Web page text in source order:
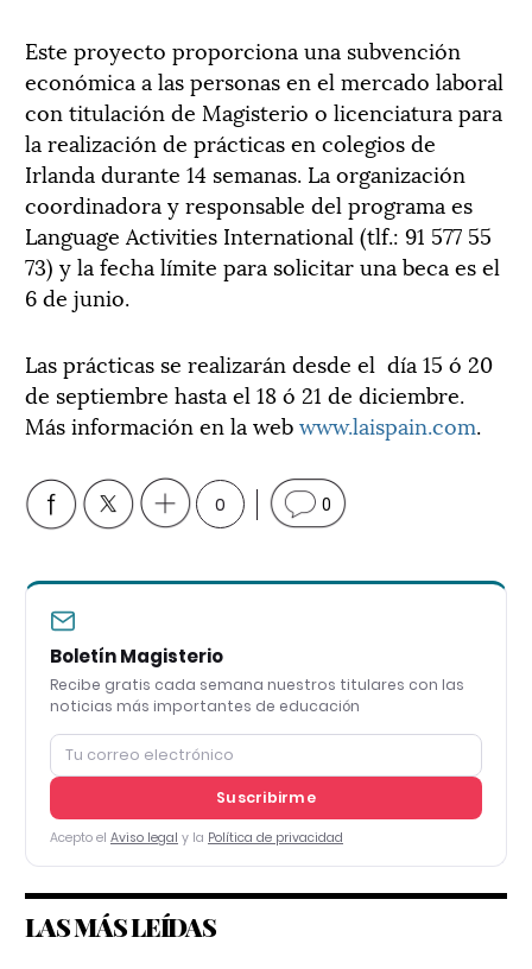
Este proyecto proporciona una subvención
económica a las personas en el mercado laboral
con titulación de Magisterio o licenciatura para
la realización de prácticas en colegios de
Irlanda durante 14 semanas. La organización
coordinadora y responsable del programa es
Language Activities International (tlf.: 91 577 55
73) y la fecha límite para solicitar una beca es el
6 de junio.
Las prácticas se realizarán desde el día 15 ó 20
de septiembre hasta el 18 ó 21 de diciembre.
Más información en la webwww.laispain.com.
0 0
Boletín Magisterio
Recibe gratis cada semana nuestros titulares con las
noticias más importantes de educación
Suscribirme
Acepto el Aviso legal y la Política de privacidad
LAS MÁS LEÍDAS